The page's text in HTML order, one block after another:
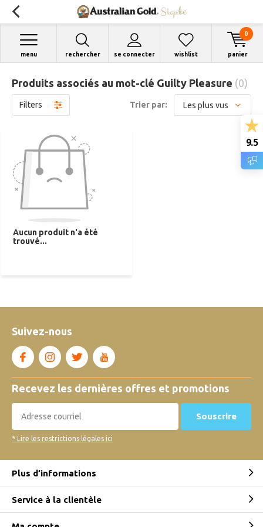
rechercher se connecter
menu wishlist panier
0
Produits associés au mot-clé Guilty Pleasure (0)
Filters Trier par:
Aucun produit n'a été
trouvé...
Suivez-nous
Recevez les dernières offres et promotions
Souscrire
* Lire les restrictions légales ici
Plus d’informations
Service à la clientèle
9.5